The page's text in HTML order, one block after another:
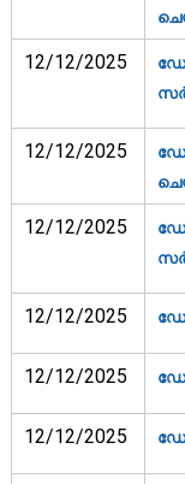
12/12/2025
12/12/2025
12/12/2025
12/12/2025
12/12/2025
12/12/2025